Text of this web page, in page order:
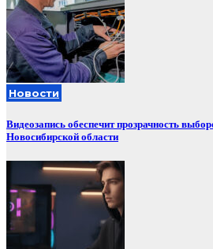
Новости
Видеозапись обеспечит прозрачность
Новосибирской области